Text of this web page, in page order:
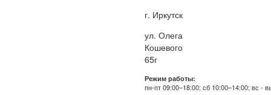
г. Иркутск
ул. Олега
Кошевого
65г
Режим работы:
пн-пт 09:00–18:00; сб 10:00–14:00; вс -